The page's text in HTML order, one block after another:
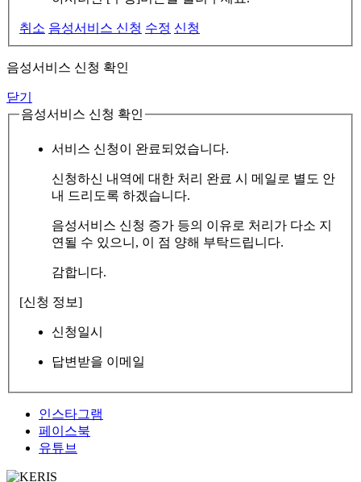
취소 음성서비스 신청 수정 신청
음성서비스 신청 확인
닫기
음성서비스 신청 확인
서비스 신청이 완료되었습니다.
신청하신 내역에 대한 처리 완료 시 메일로 별도 안
내 드리도록 하겠습니다.
음성서비스 신청 증가 등의 이유로 처리가 다소 지
연될 수 있으니, 이 점 양해 부탁드립니다.
감합니다.
[신청 정보]
신청일시
답변받을 이메일
인스타그램
페이스북
유튜브